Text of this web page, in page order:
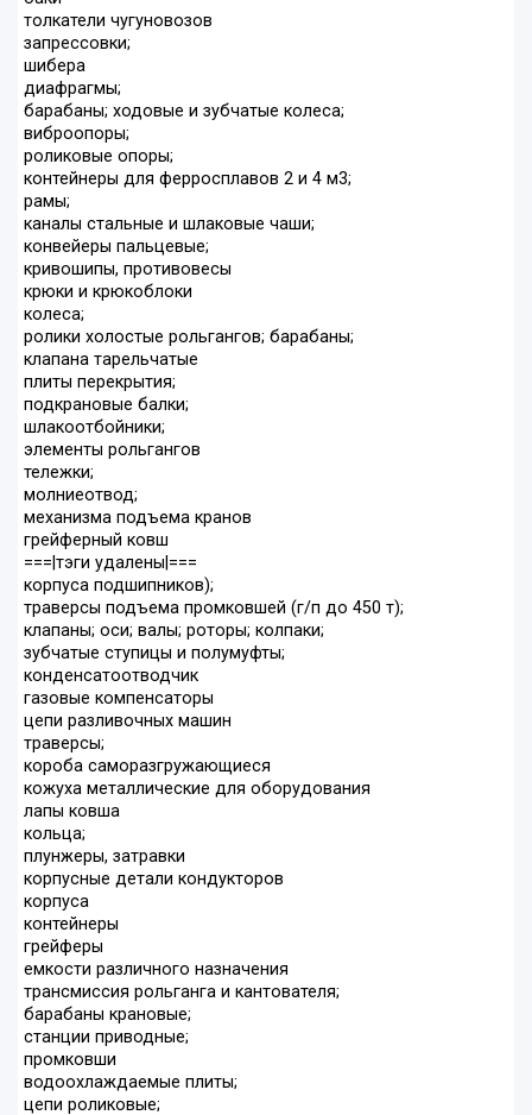
толкатели чугуновозов
запрессовки;
шибера
диафрагмы;
барабаны; ходовые и зубчатые колеса;
виброопоры;
роликовые опоры;
контейнеры для ферросплавов 2 и 4 м3;
рамы;
каналы стальные и шлаковые чаши;
конвейеры пальцевые;
кривошипы, противовесы
крюки и крюкоблоки
колеса;
ролики холостые рольгангов; барабаны;
клапана тарельчатые
плиты перекрытия;
подкрановые балки;
шлакоотбойники;
элементы рольгангов
тележки;
молниеотвод;
механизма подъема кранов
грейферный ковш
===|тэги удалены|===
корпуса подшипников);
траверсы подъема промковшей (г/п до 450 т);
клапаны; оси; валы; роторы; колпаки;
зубчатые ступицы и полумуфты;
конденсатоотводчик
газовые компенсаторы
цепи разливочных машин
траверсы;
короба саморазгружающиеся
кожуха металлические для оборудования
лапы ковша
кольца;
плунжеры, затравки
корпусные детали кондукторов
корпуса
контейнеры
грейферы
емкости различного назначения
трансмиссия рольганга и кантователя;
барабаны крановые;
станции приводные;
промковши
водоохлаждаемые плиты;
цепи роликовые;